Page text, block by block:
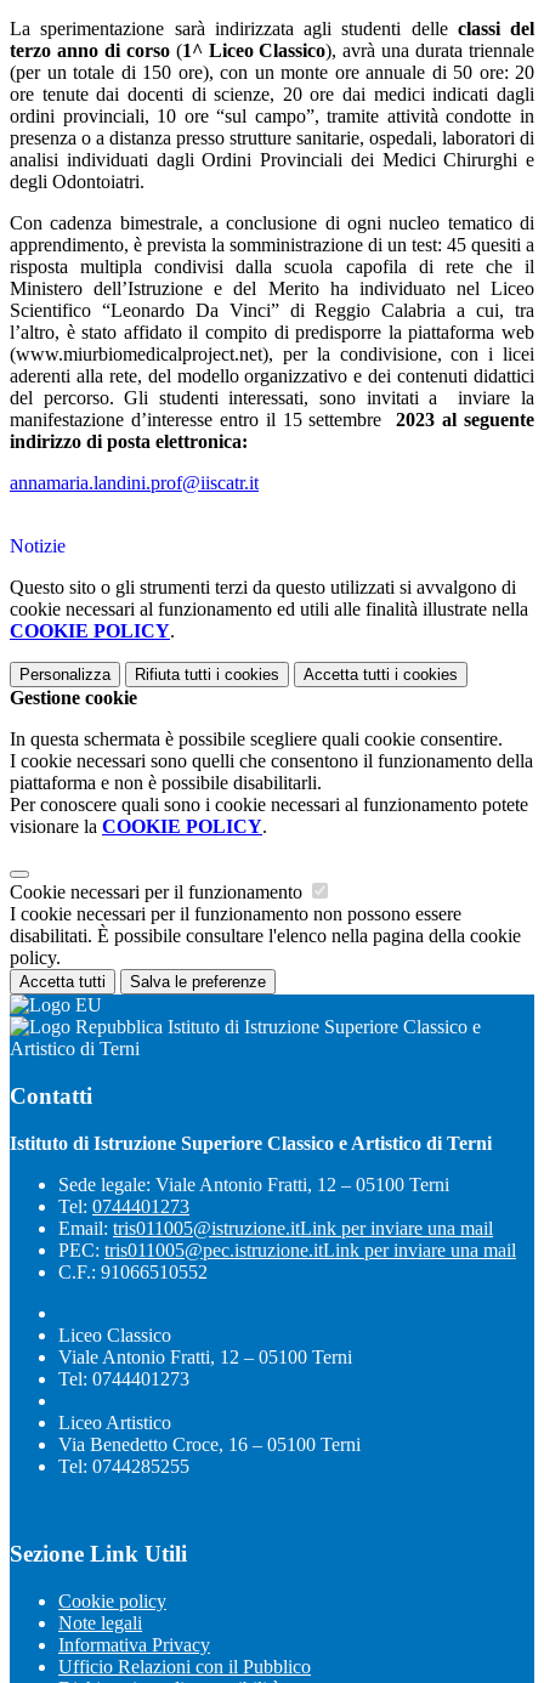
La sperimentazione sarà indirizzata agli studenti delle classi del
terzo anno di corso(1^ Liceo Classico), avrà una durata triennale
(per un totale di 150 ore), con un monte ore annuale di 50 ore: 20
ore tenute dai docenti di scienze, 20 ore dai medici indicati dagli
ordini provinciali, 10 ore “sul campo”, tramite attività condotte in
presenza o a distanza presso strutture sanitarie, ospedali, laboratori di
analisi individuati dagli Ordini Provinciali dei Medici Chirurghi e
degli Odontoiatri.
Con cadenza bimestrale, a conclusione di ogni nucleo tematico di
apprendimento, è prevista la somministrazione di un test: 45 quesiti a
risposta multipla condivisi dalla scuola capofila di rete che il
Ministero dell’Istruzione e del Merito ha individuato nel Liceo
Scientifico “Leonardo Da Vinci” di Reggio Calabria a cui, tra
l’altro, è stato affidato il compito di predisporre la piattaforma web
(www.miurbiomedicalproject.net), per la condivisione, con i licei
aderenti alla rete, del modello organizzativo e dei contenuti didattici
del percorso.Gli studenti interessati, sono invitati a
inviare la
manifestazione d’interesse entro il 15 settembre
2023 al seguente
indirizzo di posta elettronica:
annamaria.landini.prof@iiscatr.it
Notizie
Questo sito o gli strumenti terzi da questo utilizzati si avvalgono di
cookie necessari al funzionamento ed utili alle finalità illustrate nella
COOKIE POLICY.
Personalizza Rifiuta tutti i cookies Accetta tutti i cookies
Gestione cookie
In questa schermata è possibile scegliere quali cookie consentire.
I cookie necessari sono quelli che consentono il funzionamento della
piattaforma e non è possibile disabilitarli.
Per conoscere quali sono i cookie necessari al funzionamento potete
visionare la COOKIE POLICY.
Cookie necessari per il funzionamento
I cookie necessari per il funzionamento non possono essere
disabilitati. È possibile consultare l'elenco nella pagina della cookie
policy.
Accetta tutti Salva le preferenze
Istituto di Istruzione Superiore Classico e
Artistico di Terni
Contatti
Istituto di Istruzione Superiore Classico e Artistico di Terni
Sede legale: Viale Antonio Fratti, 12 – 05100 Terni
Tel: 0744401273
Email: tris011005@istruzione.itLink per inviare una mail
PEC: tris011005@pec.istruzione.itLink per inviare una mail
C.F.: 91066510552
Liceo Classico
Viale Antonio Fratti, 12 – 05100 Terni
Tel: 0744401273
Liceo Artistico
Via Benedetto Croce, 16 – 05100 Terni
Tel: 0744285255
Sezione Link Utili
Cookie policy
Note legali
Informativa Privacy
Ufficio Relazioni con il Pubblico